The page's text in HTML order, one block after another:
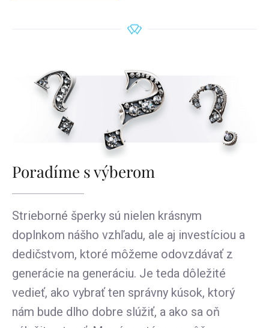
Poradíme s výberom
Strieborné šperky sú nielen krásnym
doplnkom nášho vzhľadu, ale aj investíciou a
dedičstvom, ktoré môžeme odovzdávať z
generácie na generáciu. Je teda dôležité
vedieť, ako vybrať ten správny kúsok, ktorý
nám bude dlho dobre slúžiť, a ako sa oň